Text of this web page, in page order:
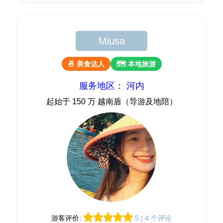
Miusa
🍜 美食达人 🗺 本地旅游
服务地区： 河内
起始于 150 万 越南盾（导游及地陪）
游客评价: 5 | 4 个评论